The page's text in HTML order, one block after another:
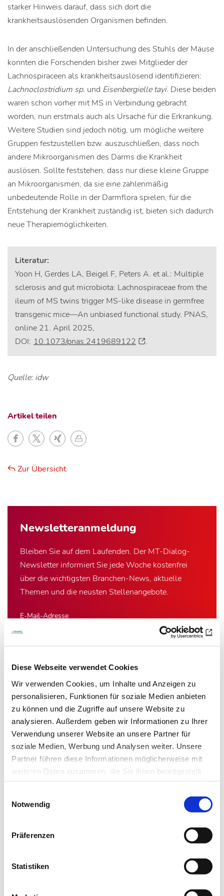
Diese Webseite verwendet Cookies
Wir verwenden Cookies, um Inhalte und Anzeigen zu
personalisieren, Funktionen für soziale Medien anbieten
zu können und die Zugriffe auf unsere Website zu
analysieren. Außerdem geben wir Informationen zu Ihrer
Verwendung unserer Website an unsere Partner für
soziale Medien, Werbung und Analysen weiter. Unsere
Partner führen diese Informationen möglicherweise mit
weiteren Daten zusammen, die Sie ihnen bereitgestellt
haben oder die sie im Rahmen Ihrer Nutzung der Dienste
Notwendig
Präferenzen
Statistiken
Newsletter­anmeldung
Bleiben Sie auf dem Laufenden. Der MT-Dialog-
Newsletter informiert Sie jede Woche kostenfrei
über die wichtigsten Branchen-News, aktuelle
Themen und die neusten Stellenangebote.
E-Mail-Adresse
Newsletter abonnieren
* Pflichtfeld
starker Hinweis darauf, dass sich dort die
krankheitsauslösenden Organismen befinden.
In der anschließenden Untersuchung des Stuhls der Mäuse
konnten die Forschenden bisher zwei Mitglieder der
Lachnospiraceen als krankheitsauslösend identifizieren:
Lachnoclostridium sp. und Eisenbergielle tayi. Diese beiden
waren schon vorher mit MS in Verbindung gebracht
worden, nun erstmals auch als Ursache für die Erkrankung.
Weitere Studien sind jedoch nötig, um mögliche weitere
Gruppen festzustellen bzw. auszuschließen, dass noch
andere Mikroorganismen des Darms die Krankheit
auslösen. Sollte feststehen, dass nur diese kleine Gruppe
an Mikroorganismen, da sie eine zahlenmäßig
unbedeutende Rolle in der Darmflora spielen, für die
Entstehung der Krankheit zuständig ist, bieten sich dadurch
neue Therapiemöglichkeiten.
Literatur:
Yoon H, Gerdes LA, Beigel F, Peters A. et al.: Multiple
sclerosis and gut microbiota: Lachnospiraceae from the
ileum of MS twins trigger MS-like disease in germfree
transgenic mice—An unbiased functional study. PNAS,
online 21. April 2025,
DOI: 10.1073/pnas.2419689122 .
Quelle: idw
Artikel teilen
Zur Übersicht
Das könnte Sie auch interessieren: